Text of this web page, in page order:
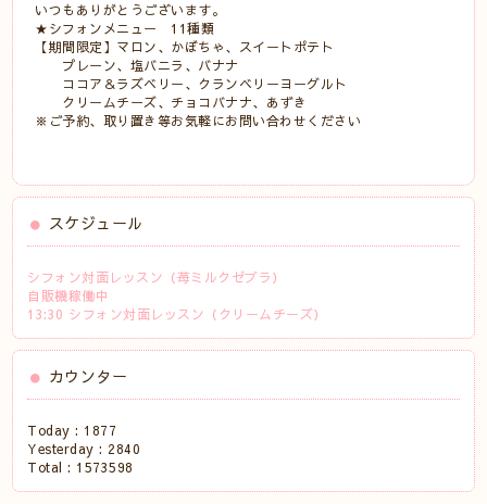
いつもありがとうございます。
★シフォンメニュー 11種類
【期間限定】マロン、かぼちゃ、スイートポテト
プレーン、塩バニラ、バナナ
ココア＆ラズベリー、クランベリーヨーグルト
クリームチーズ、チョコバナナ、あずき
※ご予約、取り置き等お気軽にお問い合わせください
スケジュール
シフォン対面レッスン（苺ミルクゼブラ）
自販機稼働中
13:30 シフォン対面レッスン（クリームチーズ）
カウンター
Today : 1877
Yesterday : 2840
Total : 1573598